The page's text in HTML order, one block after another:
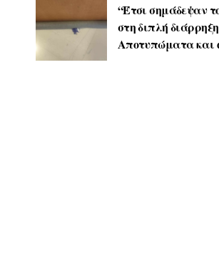
“Έτσι σημάδεψαν
στη διπλή
Αποτυπώματα και